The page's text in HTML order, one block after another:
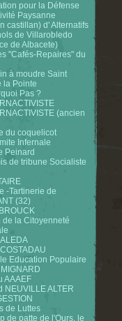
pour la Défense
Paysanne
castillan) d' Alternatifs
de Villarobledo
de Albacete)
"Cafés-Repaires" du
à moudre Saint
la Pointe
Pas ?
(ancien
du coquelicot
Infernale
Peinard
de tribune Socialiste
-Tartinerie de
(32)
de la Citoyenneté
Education Populaire
AAAEF
NEUVILLE ALTER
de Luttes
de patte de l'Ours, le